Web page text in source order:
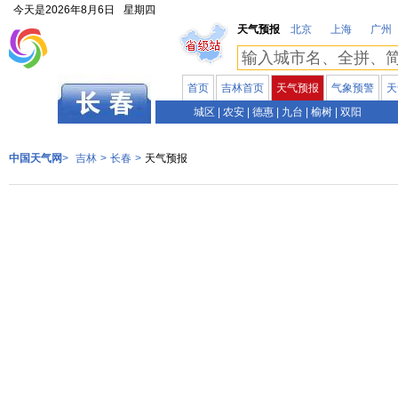
今天是2026年8月6日
星期四
天气预报
北京 上海 广州
首页 吉林首页 天气预报 气象预警
城区
农安 德惠 九台 榆树 双阳
中国天气网> 吉林 > 长春 > 天气预报